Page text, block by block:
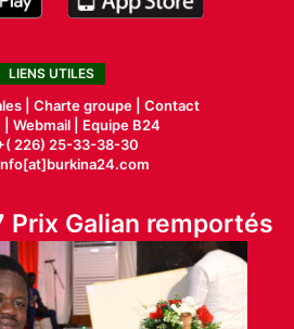
LIENS UTILES
| Charte groupe | Contact
| Webmail |
Equipe B24
226) 25-33-38-30
Prix Galian remportés